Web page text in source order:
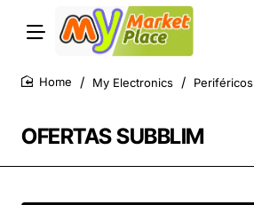
OFERTAS SUBBLIM
My Electronics Periféricos